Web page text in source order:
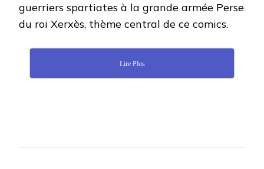
guerriers spartiates à la grande armée Perse
du roi Xerxès, thème central de ce comics.
Lire Plus